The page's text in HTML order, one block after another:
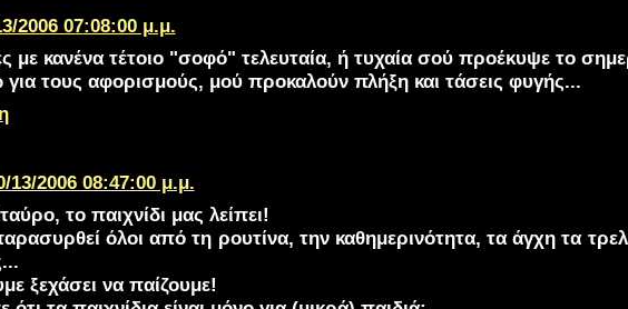
2006 07:08:00 μ.μ.
με κανένα τέτοιο "σοφό" τελευταία, ή τυχαία σού προέκυψε το
τους αφορισμούς, μού προκαλούν πλήξη και τάσεις φυγής...
13/2006 08:47:00 μ.μ.
το παιχνίδι μας λείπει!
όλοι από τη ρουτίνα, την καθημερινότητα, τα άγχη τα
ξεχάσει να παίζουμε!